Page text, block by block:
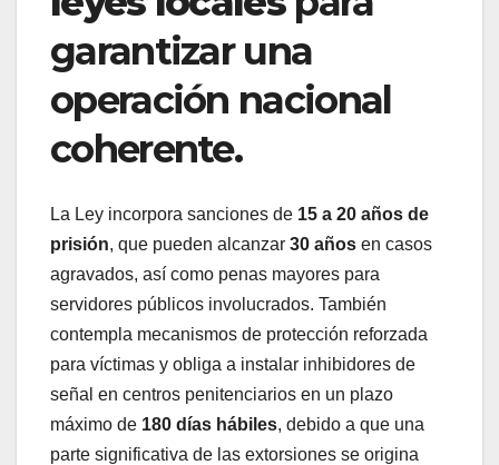
garantizar una
operación nacional
coherente.
La Ley incorpora sanciones de 15 a 20 años de
prisión, que pueden alcanzar 30 años en casos
agravados, así como penas mayores para
servidores públicos involucrados. También
contempla mecanismos de protección reforzada
para víctimas y obliga a instalar inhibidores de
señal en centros penitenciarios en un plazo
máximo de 180 días hábiles, debido a que una
parte significativa de las extorsiones se origina